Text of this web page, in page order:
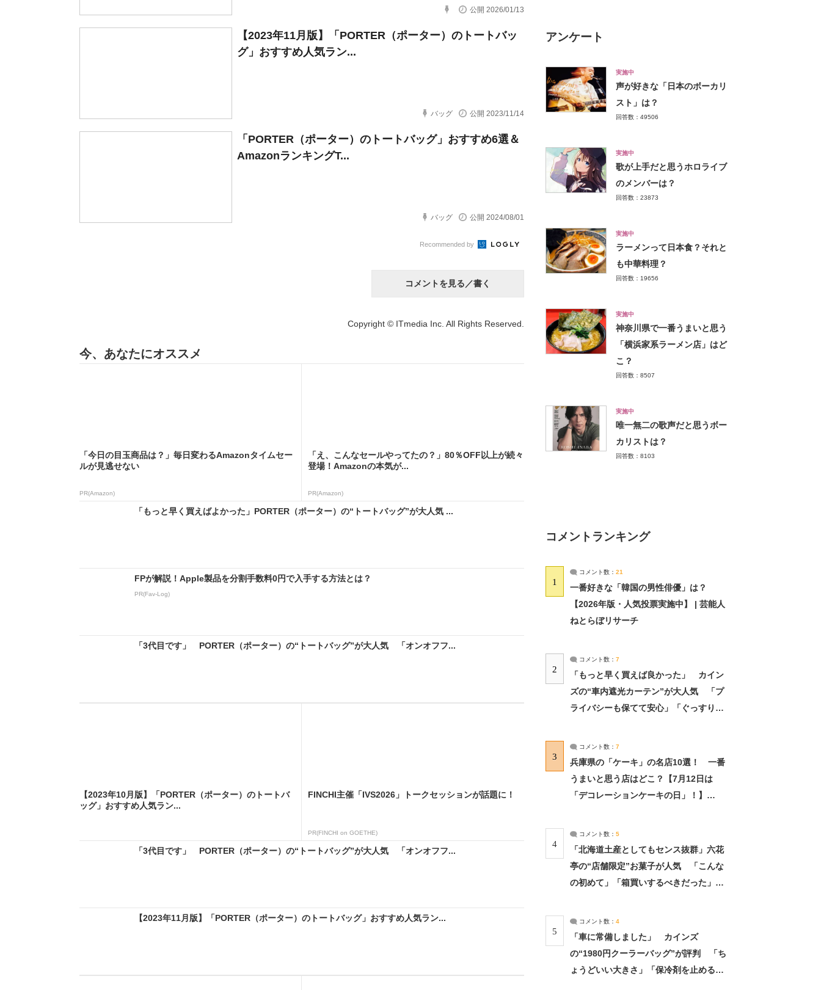
公開 2026/01/13
【2023年11月版】「PORTER（ポーター）のトートバッ
グ」おすすめ人気ラン...
バッグ 公開 2023/11/14
「PORTER（ポーター）のトートバッグ」おすすめ6選＆
AmazonランキングT...
バッグ 公開 2024/08/01
Recommended by
コメントを見る／書く
Copyright © ITmedia Inc. All Rights Reserved.
今、あなたにオススメ
「今日の目玉商品は？」毎日変わるAmazonタイムセー
ルが見逃せない
PR(Amazon)
「え、こんなセールやってたの？」80％OFF以上が続々
登場！Amazonの本気が...
PR(Amazon)
「もっと早く買えばよかった」PORTER（ポーター）の“トートバッグ”が大人気 ...
FPが解説！Apple製品を分割手数料0円で入手する方法とは？
PR(Fav-Log)
「3代目です」 PORTER（ポーター）の“トートバッグ”が大人気 「オンオフフ...
【2023年10月版】「PORTER（ポーター）のトートバ
ッグ」おすすめ人気ラン...
FINCHI主催「IVS2026」トークセッションが話題に！
PR(FINCHI on GOETHE)
「3代目です」 PORTER（ポーター）の“トートバッグ”が大人気 「オンオフフ...
【2023年11月版】「PORTER（ポーター）のトートバッグ」おすすめ人気ラン...
アンケート
実施中
声が好きな「日本のボーカリ
スト」は？
回答数：49506
実施中
歌が上手だと思うホロライブ
のメンバーは？
回答数：23873
実施中
ラーメンって日本食？それと
も中華料理？
回答数：19656
実施中
神奈川県で一番うまいと思う
「横浜家系ラーメン店」はど
こ？
回答数：8507
実施中
唯一無二の歌声だと思うボー
カリストは？
回答数：8103
コメントランキング
1
コメント数： 21
一番好きな「韓国の男性俳優」は？
【2026年版・人気投票実施中】 | 芸能人
ねとらぼリサーチ
2
コメント数： 7
「もっと早く買えば良かった」 カイン
ズの“車内遮光カーテン”が大人気 「プ
ライバシーも保てて安心」「ぐっすり眠
3
コメント数： 7
兵庫県の「ケーキ」の名店10選！ 一番
うまいと思う店はどこ？【7月12日は
「デコレーションケーキの日」！】
4
コメント数： 5
「北海道土産としてもセンス抜群」六花
亭の“店舗限定”お菓子が人気 「こんな
の初めて」「箱買いするべきだった」
5
コメント数： 4
「車に常備しました」 カインズ
の“1980円クーラーバッグ”が評判 「ち
ょうどいい大きさ」「保冷剤を止めるベ